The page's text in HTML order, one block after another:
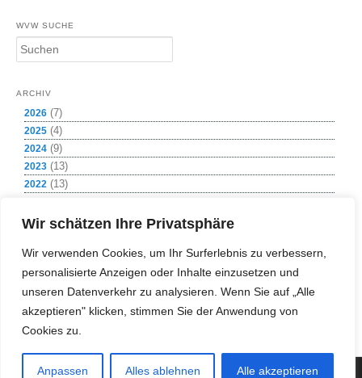
Wir schätzen Ihre Privatsphäre
Wir verwenden Cookies, um Ihr Surferlebnis zu verbessern,
personalisierte Anzeigen oder Inhalte einzusetzen und
unseren Datenverkehr zu analysieren. Wenn Sie auf „Alle
akzeptieren" klicken, stimmen Sie der Anwendung von
Cookies zu.
Anpassen Alles ablehnen Alle akzeptieren
WVW SUCHE
S
h
ARCHIV
2026 (7)
2025 (4)
2024 (9)
2023 (13)
2022 (13)
2020 (1)
2018(11)
2017(11)
2016(2)
2015(4)
2009(1)
(c) Copyright 2018 Wasserversorgung Weißeritzgruppe GmbH